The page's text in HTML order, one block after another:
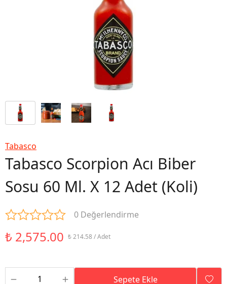
Tabasco
Tabasco Scorpion Acı Biber
Sosu 60 Ml. X 12 Adet (Koli)
0 Değerlendirme
₺ 2,575.00 ₺ 214.58 / Adet
Sepete Ekle